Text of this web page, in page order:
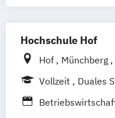
Hochschule Hof
Hof Münchberg
Vollzeit
Duales